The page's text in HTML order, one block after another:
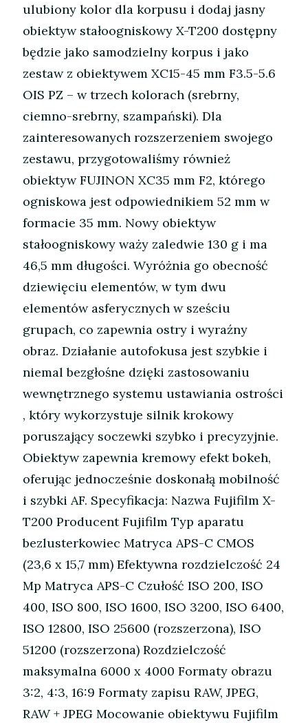
ulubiony kolor dla korpusu i dodaj jasny
obiektyw stałoogniskowy X-T200 dostępny
będzie jako samodzielny korpus i jako
zestaw z obiektywem XC15-45 mm F3.5-5.6
OIS PZ – w trzech kolorach (srebrny,
ciemno-srebrny, szampański). Dla
zainteresowanych rozszerzeniem swojego
zestawu, przygotowaliśmy również
obiektyw FUJINON XC35 mm F2, którego
ogniskowa jest odpowiednikiem 52 mm w
formacie 35 mm. Nowy obiektyw
stałoogniskowy waży zaledwie 130 g i ma
46,5 mm długości. Wyróżnia go obecność
dziewięciu elementów, w tym dwu
elementów asferycznych w sześciu
grupach, co zapewnia ostry i wyraźny
obraz. Działanie autofokusa jest szybkie i
niemal bezgłośne dzięki zastosowaniu
wewnętrznego systemu ustawiania ostrości
, który wykorzystuje silnik krokowy
poruszający soczewki szybko i precyzyjnie.
Obiektyw zapewnia kremowy efekt bokeh,
oferując jednocześnie doskonałą mobilność
i szybki AF. Specyfikacja: Nazwa Fujifilm X-
T200 Producent Fujifilm Typ aparatu
bezlusterkowiec Matryca APS-C CMOS
(23,6 x 15,7 mm) Efektywna rozdzielczość 24
Mp Matryca APS-C Czułość ISO 200, ISO
400, ISO 800, ISO 1600, ISO 3200, ISO 6400,
ISO 12800, ISO 25600 (rozszerzona), ISO
51200 (rozszerzona) Rozdzielczość
maksymalna 6000 x 4000 Formaty obrazu
3:2, 4:3, 16:9 Formaty zapisu RAW, JPEG,
RAW + JPEG Mocowanie obiektywu Fujifilm